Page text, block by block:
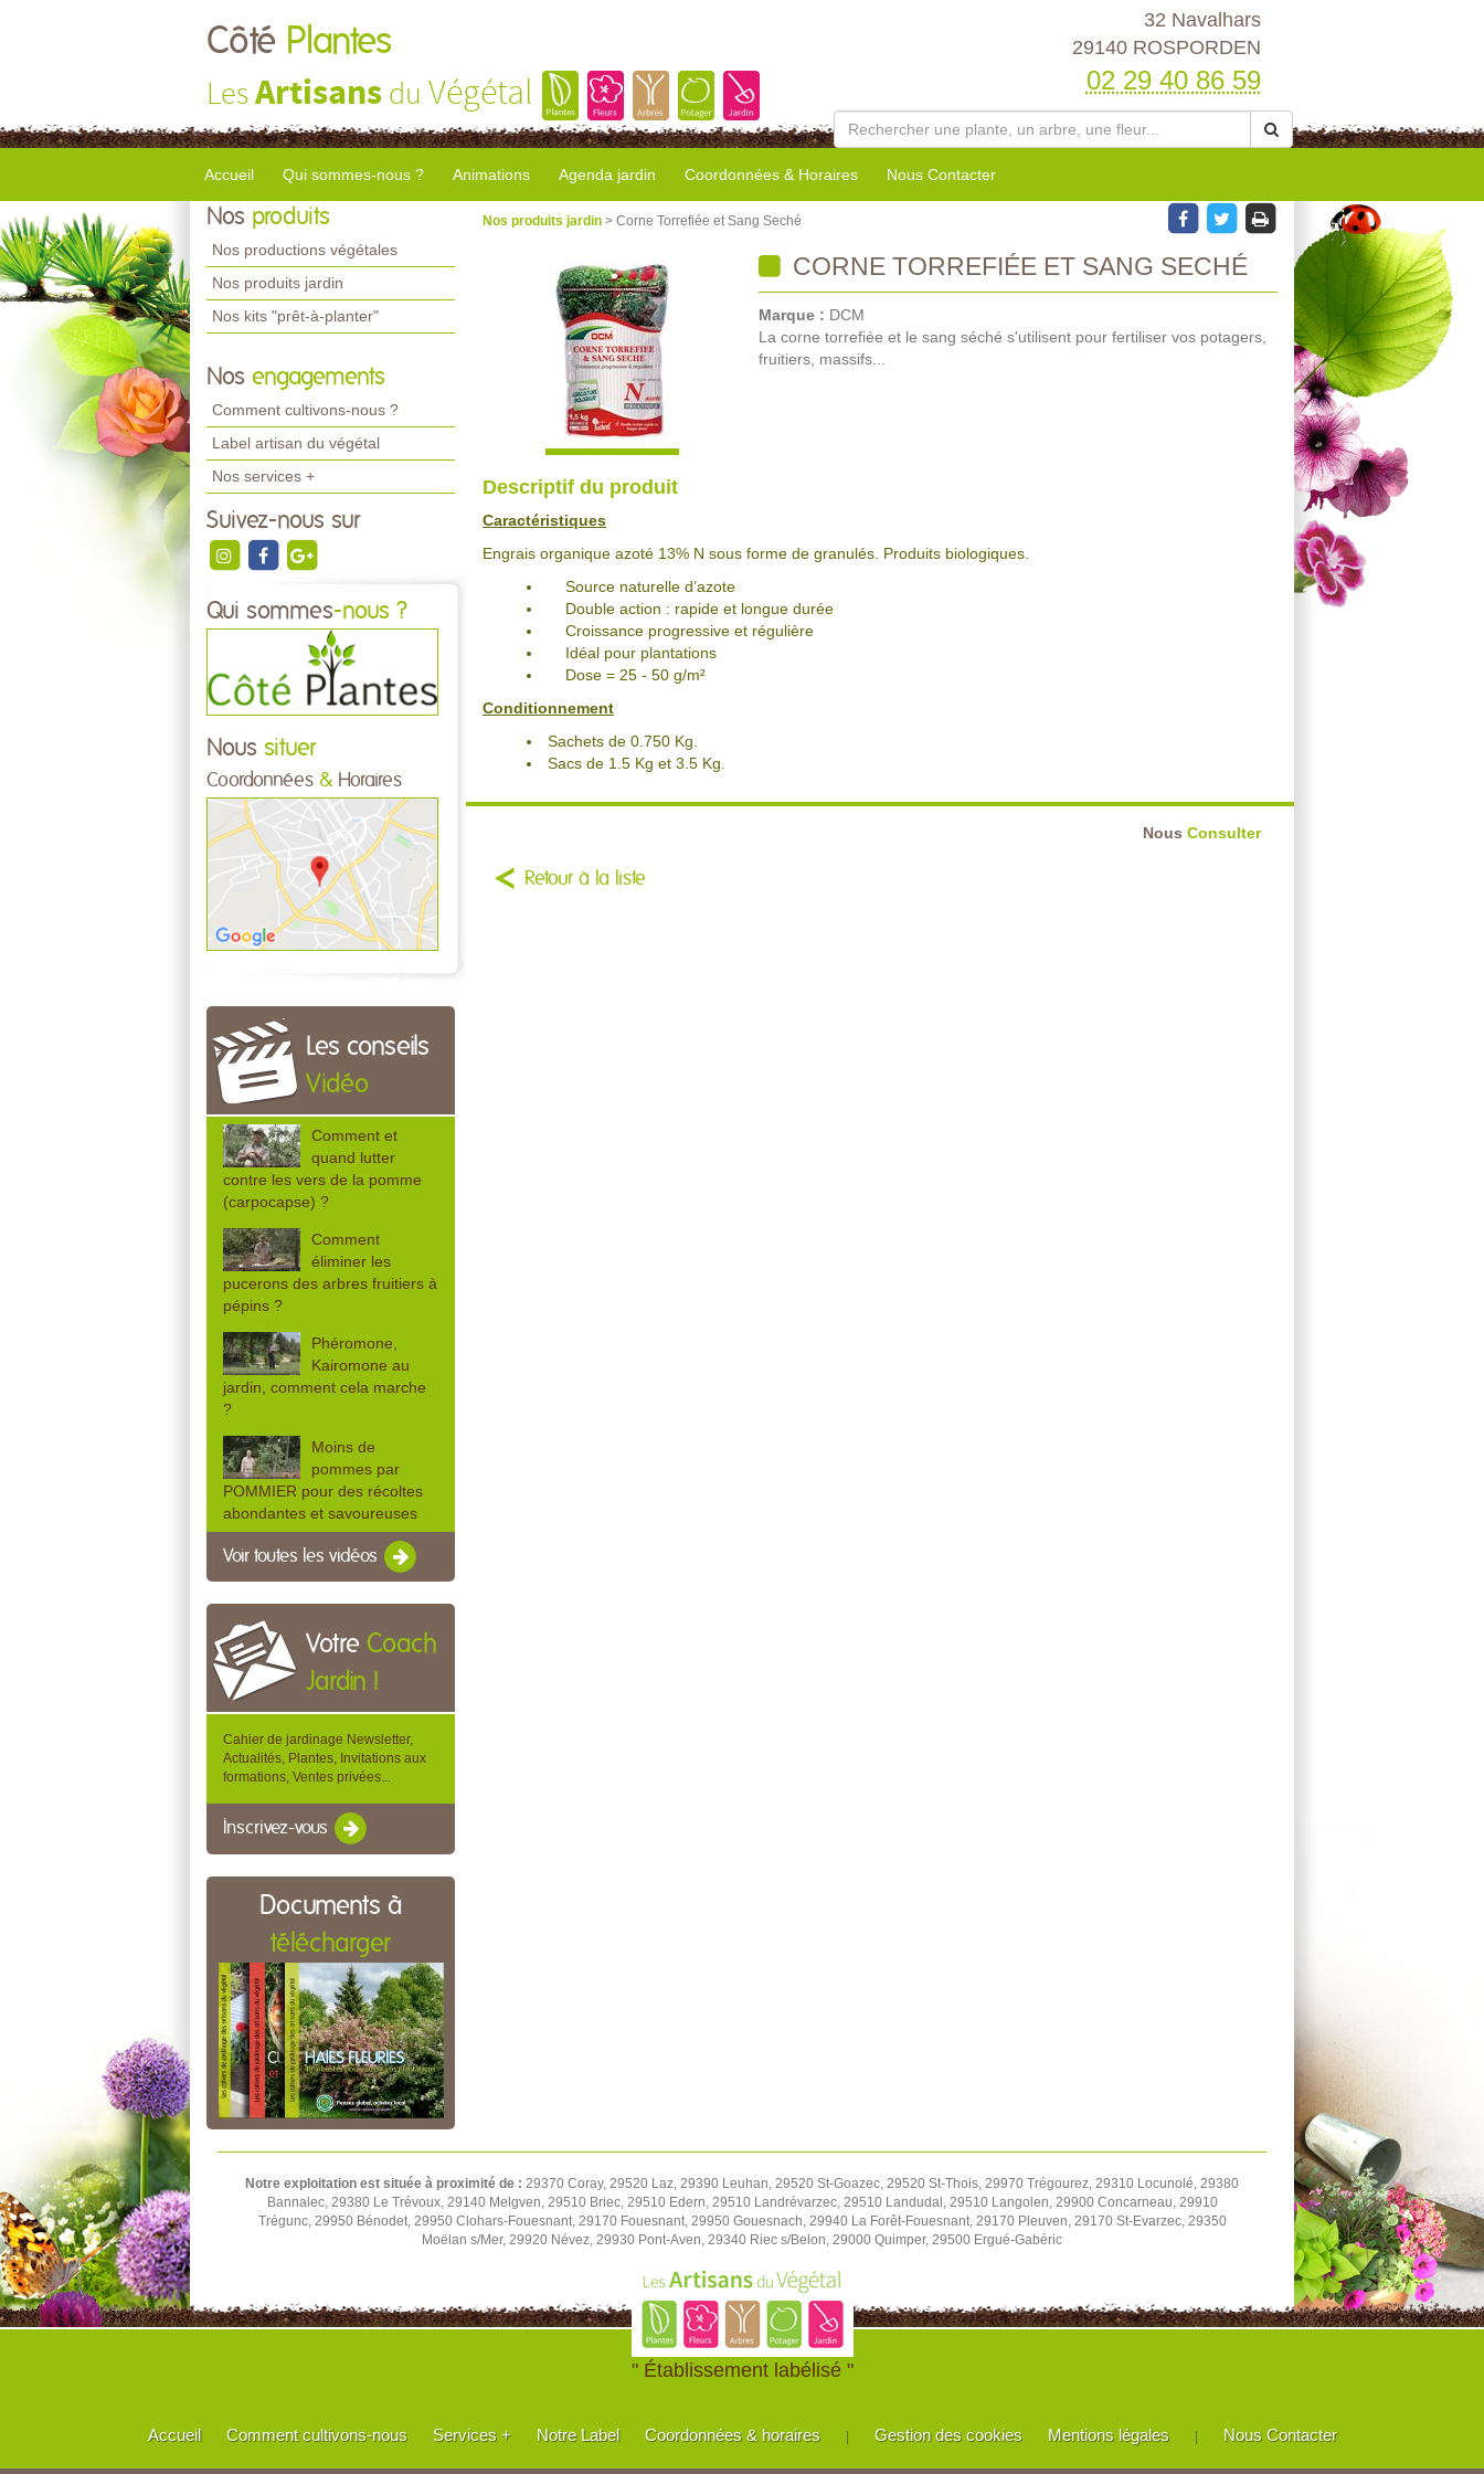
Côté Plantes
LesArtisans du Végétal
32 Navalhars
29140 ROSPORDEN
02 29 40 86 59
Accueil Qui sommes-nous ? Animations Agenda jardin Coordonnées & Horaires Nous Contacter
Nos produits
Nos productions végétales
Nos produits jardin
Nos kits "prêt-à-planter"
Nos engagements
Comment cultivons-nous ?
Label artisan du végétal
Nos services +
Suivez-nous sur
Qui sommes-nous ?
Nous situer
Coordonnées & Horaires
Les conseils
Vidéo
Comment et
quand lutter
contre les vers de la pomme
(carpocapse) ?
Comment
éliminer les
pucerons des arbres fruitiers à
pépins ?
Phéromone,
Kairomone au
jardin, comment cela marche
?
Moins de
pommes par
POMMIER pour des récoltes
abondantes et savoureuses
Voir toutes les vidéos
Votre Coach
Jardin !
Cahier de jardinage Newsletter,
Actualités, Plantes, Invitations aux
formations, Ventes privées...
Inscrivez-vous
Documents à
télécharger
Nos produits jardin > Corne Torrefiée et Sang Seché
CORNE TORREFIÉE ET SANG SECHÉ
Marque : DCM
La corne torrefiée et le sang séché s'utilisent pour fertiliser vos potagers,
fruitiers, massifs...
Descriptif du produit
Caractéristiques
Engrais organique azoté 13% N sous forme de granulés. Produits biologiques.
Source naturelle d’azote
Double action : rapide et longue durée
Croissance progressive et régulière
Idéal pour plantations
Dose = 25 - 50 g/m²
Conditionnement
Sachets de 0.750 Kg.
Sacs de 1.5 Kg et 3.5 Kg.
Nous Consulter
Retour à la liste
Notre exploitation est située à proximité de : 29370 Coray, 29520 Laz, 29390 Leuhan, 29520 St-Goazec, 29520 St-Thois, 29970 Trégourez, 29310 Locunolé, 29380
Bannalec, 29380 Le Trévoux, 29140 Melgven, 29510 Briec, 29510 Edern, 29510 Landrévarzec, 29510 Landudal, 29510 Langolen, 29900 Concarneau, 29910
Trégunc, 29950 Bénodet, 29950 Clohars-Fouesnant, 29170 Fouesnant, 29950 Gouesnach, 29940 La Forêt-Fouesnant, 29170 Pleuven, 29170 St-Evarzec, 29350
Moëlan s/Mer, 29920 Névez, 29930 Pont-Aven, 29340 Riec s/Belon, 29000 Quimper, 29500 Ergué-Gabéric
" Établissement labélisé "
Accueil Comment cultivons-nous Services + Notre Label Coordonnées & horaires | Gestion des cookies Mentions légales | Nous Contacter